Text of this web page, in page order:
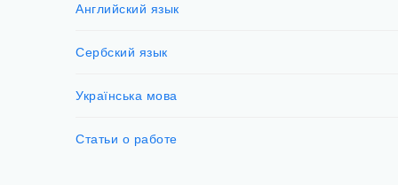
Английский язык
Сербский язык
Українська мова
Статьи о работе